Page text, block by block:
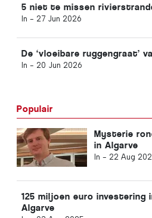
5 niet te missen
In - 27 Jun 2026
De ‘vloeibare ruggengraat’
In - 20 Jun 2026
Populair
Mysterie
in Algarve
In - 22 Aug
125 miljoen euro investering
Algarve